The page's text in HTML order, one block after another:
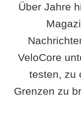
Über Jahre
VeloCore
testen, zu
Grenzen zu